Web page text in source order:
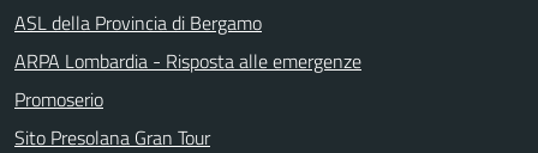
ASL della Provincia di Bergamo
ARPA Lombardia - Risposta alle emergenze
Promoserio
Sito Presolana Gran Tour